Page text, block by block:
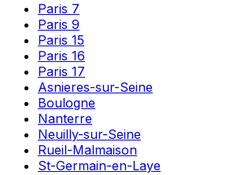
Paris 7
Paris 9
Paris 15
Paris 16
Paris 17
Asnieres-sur-Seine
Boulogne
Nanterre
Neuilly-sur-Seine
Rueil-Malmaison
St-Germain-en-Laye